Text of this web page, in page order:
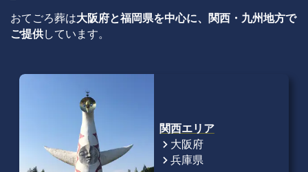
おてごろ葬は大阪府と福岡県を中心に、関西・九州地方で
ご提供しています。
関西エリア
chevron_right大阪府
chevron_right兵庫県